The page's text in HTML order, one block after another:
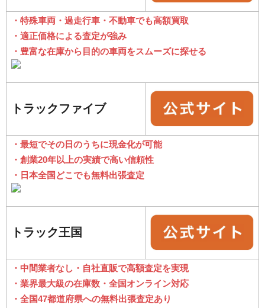
・特殊車両・過走行車・不動車でも高額買取
・適正価格による査定が強み
・豊富な在庫から目的の車両をスムーズに探せる
トラックファイブ
・最短でその日のうちに現金化が可能
・創業20年以上の実績で高い信頼性
・日本全国どこでも無料出張査定
トラック王国
・中間業者なし・自社直販で高額査定を実現
・業界最大級の在庫数・全国オンライン対応
・全国47都道府県への無料出張査定あり